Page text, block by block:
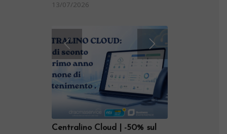
13/07/2026
Centralino Cloud | -50% sul